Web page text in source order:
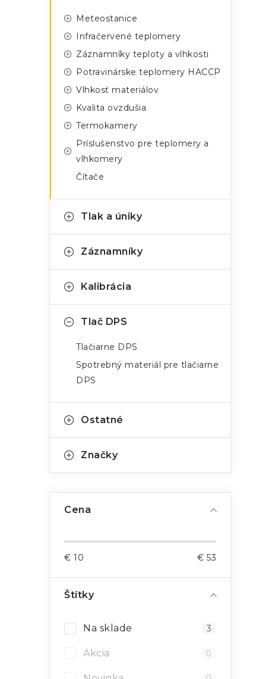
Meteostanice
Infračervené teplomery
Záznamníky teploty a vlhkosti
Potravinárske teplomery HACCP
Vlhkosť materiálov
Kvalita ovzdušia
Termokamery
Príslušenstvo pre teplomery a
vlhkomery
Čítače
Tlak a úniky
Záznamníky
Kalibrácia
Tlač DPS
Tlačiarne DPS
Spotrebný materiál pre tlačiarne
DPS
Ostatné
Značky
Cena
€ 10 € 53
Štítky
Na sklade 3
Akcia 0